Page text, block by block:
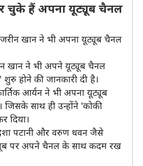
चुके हैं अपना यूट्यूब चैनल
जरीन खान ने भी अपना यूट्यूब चैनल
खान ने भी अपने यूट्यूब चैनल
होने की जानकारी दी है।
आर्यन ने भी अपना यूट्यूब
जिसके साथ ही उन्होंने 'कोकी
दिया।
पटानी और वरुण धवन जैसे
पर अपने चैनल के साथ कदम रख